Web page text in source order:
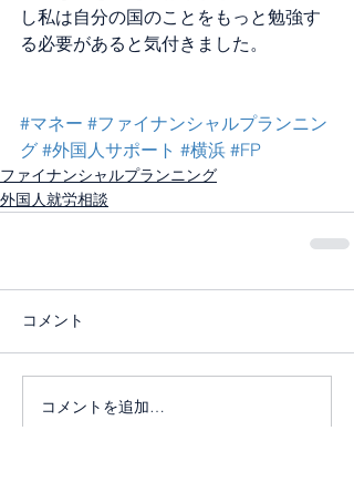
し私は自分の国のことをもっと勉強す
る必要があると気付きました。
#マネー #ファイナンシャルプランニン
グ #外国人サポート #横浜 #FP
ファイナンシャルプランニング
外国人就労相談
コメント
コメントを追加…